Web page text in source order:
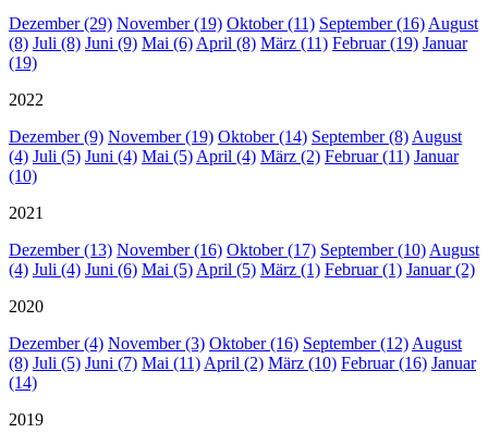
Dezember (29) November (19) Oktober (11) September (16) August
(8) Juli (8) Juni (9) Mai (6) April (8) März (11) Februar (19) Januar
(19)
2022
Dezember (9) November (19) Oktober (14) September (8) August
(4) Juli (5) Juni (4) Mai (5) April (4) März (2) Februar (11) Januar
(10)
2021
Dezember (13) November (16) Oktober (17) September (10) August
(4) Juli (4) Juni (6) Mai (5) April (5) März (1) Februar (1) Januar (2)
2020
Dezember (4) November (3) Oktober (16) September (12) August
(8) Juli (5) Juni (7) Mai (11) April (2) März (10) Februar (16) Januar
(14)
2019